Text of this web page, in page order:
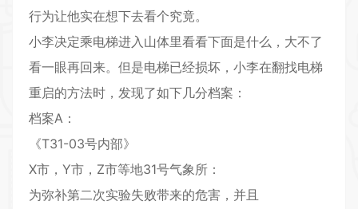
行为让他实在想下去看个究竟。
小李决定乘电梯进入山体里看看下面是什么，大不了
看一眼再回来。但是电梯已经损坏，小李在翻找电梯
重启的方法时，发现了如下几分档案：
档案A：
《T31-03号内部》
X市，Y市，Z市等地31号气象所：
为弥补第二次实验失败带来的危害，并且